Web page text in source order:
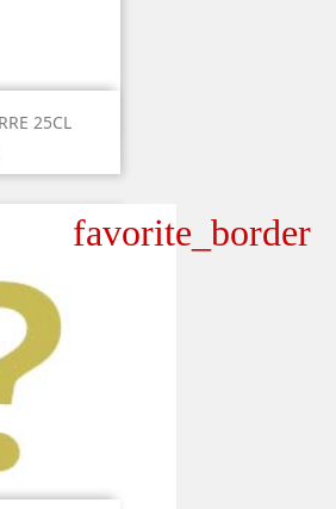
25CL
favorite_border